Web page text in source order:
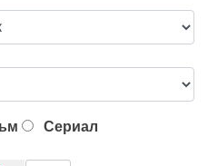
Сериал